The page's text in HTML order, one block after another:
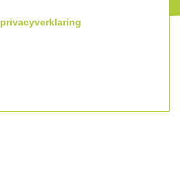
privacyverklaring